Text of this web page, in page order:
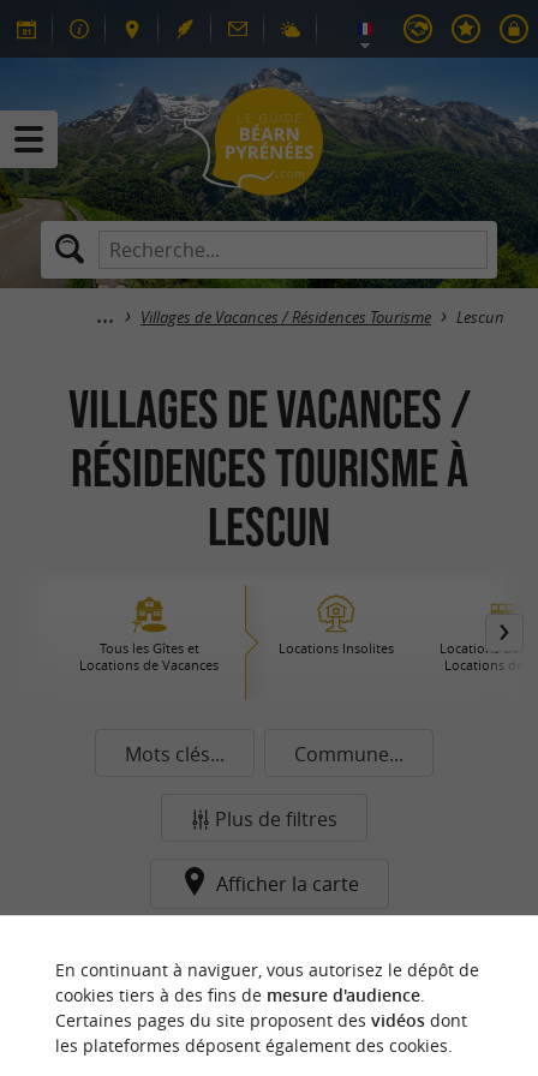
Villages de Vacances / Résidences Tourisme Lescun
Villages de Vacances /
Résidences Tourisme à
Lescun
Tous les Gîtes et
Locations de Vacances
Locations Insolites
Locations de
Locations de
Mots clés... Commune...
Plus de filtres
Afficher la carte
commune pour le moment...
En continuant à naviguer, vous autorisez le dépôt de
cookies tiers à des fins de mesure d'audience.
Certaines pages du site proposent des vidéosdont
les plateformes déposent également des cookies.